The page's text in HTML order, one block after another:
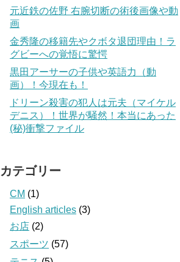
元近鉄の佐野 右腕切断の術後画像や動
画
金秀隆の移籍先やクボタ退団理由！ラ
グビーへの覚悟に驚愕
黒田アーサーの子供や英語力（動
画）！今現在も！
ドリーン殺害の犯人は元夫（マイケル
デニス）！世界が騒然！本当にあった
(秘)衝撃ファイル
カテゴリー
CM (1)
English articles (3)
お店 (2)
スポーツ (57)